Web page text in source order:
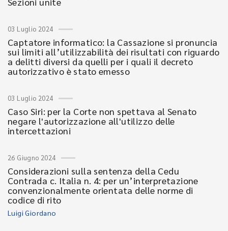
03 Luglio 2024
Captatore informatico: la Cassazione si pronuncia
sui limiti all’utilizzabilità dei risultati con riguardo
a delitti diversi da quelli per i quali il decreto
autorizzativo è stato emesso
03 Luglio 2024
Caso Siri: per la Corte non spettava al Senato
negare l'autorizzazione all'utilizzo delle
intercettazioni
26 Giugno 2024
Considerazioni sulla sentenza della Cedu
Contrada c. Italia n. 4: per un’interpretazione
convenzionalmente orientata delle norme di
codice di rito
Luigi Giordano